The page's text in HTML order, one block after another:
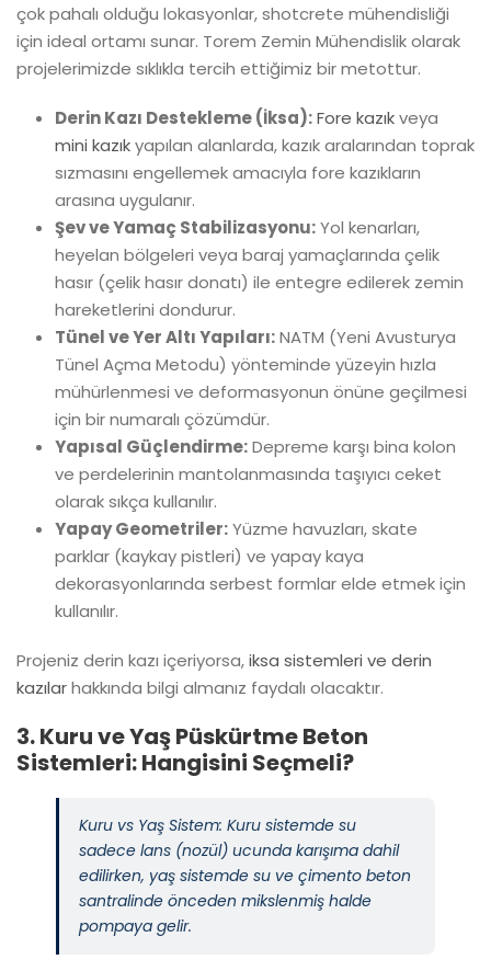
çok pahalı olduğu lokasyonlar, shotcrete mühendisliği
için ideal ortamı sunar. Torem Zemin Mühendislik olarak
projelerimizde sıklıkla tercih ettiğimiz bir metottur.
Derin Kazı Destekleme (İksa):Fore kazıkveya
mini kazıkyapılan alanlarda, kazık aralarından toprak
sızmasını engellemek amacıyla fore kazıkların
arasına uygulanır.
Şev ve Yamaç Stabilizasyonu:Yol kenarları,
heyelan bölgeleri veya baraj yamaçlarında çelik
hasır (çelik hasır donatı) ile entegre edilerek zemin
hareketlerini dondurur.
Tünel ve Yer Altı Yapıları:NATM (Yeni Avusturya
Tünel Açma Metodu) yönteminde yüzeyin hızla
mühürlenmesi ve deformasyonun önüne geçilmesi
için bir numaralı çözümdür.
Yapısal Güçlendirme:Depreme karşı bina kolon
ve perdelerinin mantolanmasında taşıyıcı ceket
olarak sıkça kullanılır.
Yapay Geometriler:Yüzme havuzları, skate
parklar (kaykay pistleri) ve yapay kaya
dekorasyonlarında serbest formlar elde etmek için
kullanılır.
Projeniz derin kazı içeriyorsa,iksa sistemleri ve derin
kazılarhakkında bilgi almanız faydalı olacaktır.
3. Kuru ve Yaş Püskürtme Beton
Sistemleri: Hangisini Seçmeli?
Kuru vs Yaş Sistem: Kuru sistemde su
sadece lans (nozül) ucunda karışıma dahil
edilirken, yaş sistemde su ve çimento beton
santralinde önceden mikslenmiş halde
pompaya gelir.